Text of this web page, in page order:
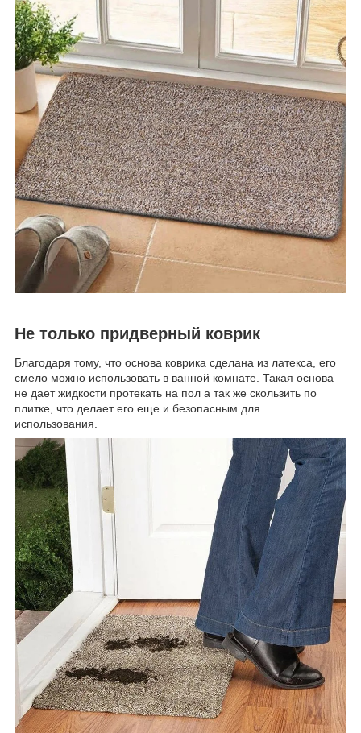
Не только придверный коврик
Благодаря тому, что основа коврика сделана из латекса, его
смело можно использовать в ванной комнате. Такая основа
не дает жидкости протекать на пол а так же скользить по
плитке, что делает его еще и безопасным для
использования.